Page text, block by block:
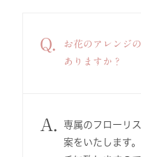
Q.
お花のアレンジ
ありますか？
A.
専属のフローリ
案をいたします